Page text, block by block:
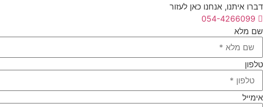
דברו איתנו, אנחנו כאן לעזור
054-4266099
שם מלא
טלפון
אימייל